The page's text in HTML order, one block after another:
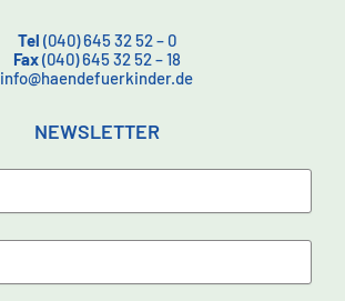
Tel (040) 645 32 52 – 0
Fax(040) 645 32 52 – 18
info@haendefuerkinder.de
NEWSLETTER